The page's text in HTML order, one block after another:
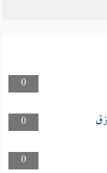
0
0
0